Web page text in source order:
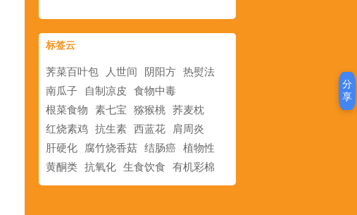
标签云
荠菜百叶包 人世间 阴阳方 热熨法
南瓜子
自制凉皮
食物中毒
根菜食物
素七宝 猕猴桃 荞麦枕
红烧素鸡 抗生素 西蓝花
肩周炎
肝硬化
腐竹烧香菇 结肠癌 植物性
黄酮类 抗氧化 生食饮食 有机彩棉
分
享